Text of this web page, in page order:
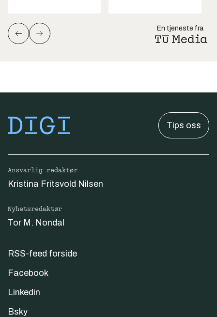
En tjeneste fra
Tips oss
Ansvarlig redaktør
Kristina Fritsvold Nilsen
Nyhetsredaktør
Tor M. Nondal
RSS-feed forside
Facebook
Linkedin
Bsky